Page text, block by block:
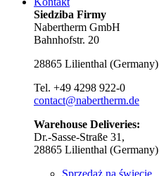
Siedziba Firmy
Nabertherm GmbH
Bahnhofstr. 20
28865 Lilienthal (Germany)
Tel. +49 4298 922-0
contact@nabertherm.de
Warehouse Deliveries:
Dr.-Sasse-Straße 31,
28865 Lilienthal (Germany)
Sprzedaż na świecie